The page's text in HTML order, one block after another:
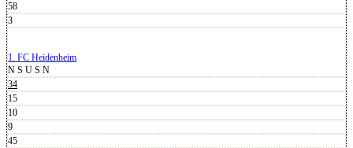
58
3
1. FC Heidenheim
N S U S N
34
15
10
9
45